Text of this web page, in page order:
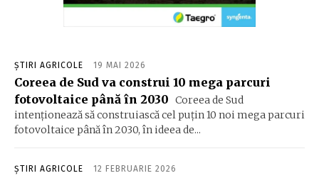
ȘTIRI AGRICOLE 19 MAI 2026
Coreea de Sud va construi 10 mega parcuri
fotovoltaice până în 2030 Coreea de Sud
intenţionează să construiască cel puţin 10 noi mega parcuri
fotovoltaice până în 2030, în ideea de...
ȘTIRI AGRICOLE 12 FEBRUARIE 2026